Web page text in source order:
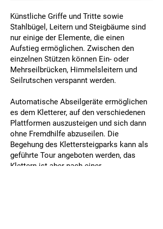
Künstliche Griffe und Tritte sowie
Stahlbügel, Leitern und Steigbäume sind
nur einige der Elemente, die einen
Aufstieg ermöglichen. Zwischen den
einzelnen Stützen können Ein- oder
Mehrseilbrücken, Himmelsleitern und
Seilrutschen verspannt werden.
Automatische Abseilgeräte ermöglichen
es dem Kletterer, auf den verschiedenen
Plattformen auszusteigen und sich dann
ohne Fremdhilfe abzuseilen. Die
Begehung des Klettersteigparks kann als
geführte Tour angeboten werden, das
Klettern ist aber nach einer